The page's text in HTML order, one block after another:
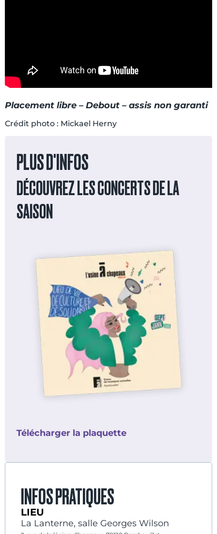
Placement libre – Debout – assis non garanti
Crédit photo : Mickael Herny
PLUS D'INFOS
DÉCOUVREZ LES CONCERTS DE LA
SAISON
Télécharger la plaquette
INFOS PRATIQUES
LIEU
La Lanterne, salle Georges Wilson